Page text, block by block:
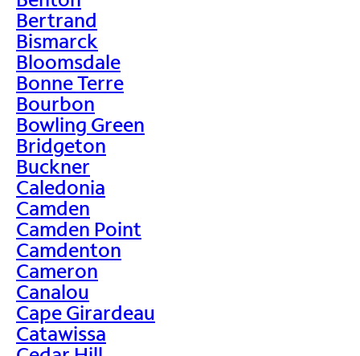
Bertrand
Bismarck
Bloomsdale
Bonne Terre
Bourbon
Bowling Green
Bridgeton
Buckner
Caledonia
Camden
Camden Point
Camdenton
Cameron
Canalou
Cape Girardeau
Catawissa